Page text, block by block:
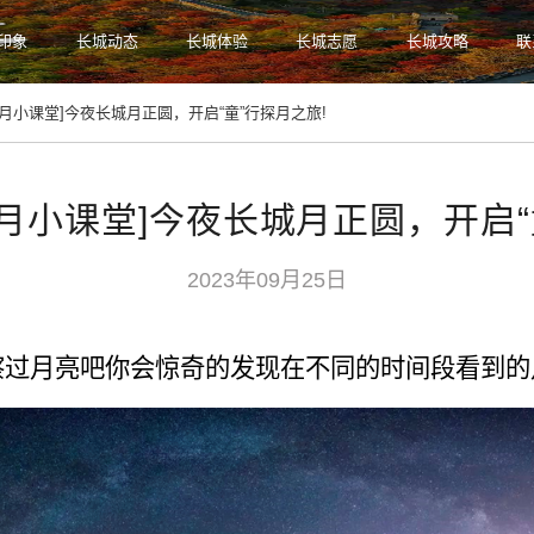
象 长城动态 长城体验 长城志愿 长城攻略
温度：27.9℃ 湿度
课堂]今夜长城月正圆，开启“童”行探月之旅!
小课堂]今夜长城月正圆，开启
2023年09月25日
月亮吧你会惊奇的发现在不同的时间段看到